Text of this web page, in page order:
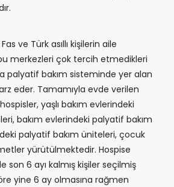
ve Türk asıllı kişilerin aile
merkezleri çok tercih etmedikleri
palyatif bakım sisteminde yer alan
eder. Tamamıyla evde verilen
yaşlı bakım evlerindeki
bakım evlerindeki palyatif bakım
palyatif bakım üniteleri, çocuk
yürütülmektedir. Hospise
son 6 ayı kalmış kişiler seçilmiş
yine 6 ay olmasına rağmen